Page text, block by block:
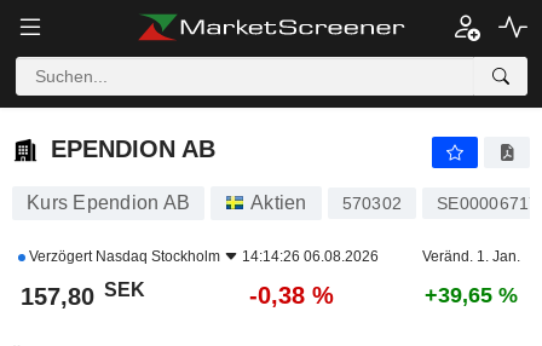
EPENDION AB
EPENDION AB
Kurs Ependion AB Aktien 570302
Verzögert Nasdaq Stockholm 14:14:26 06.08.2026 Veränd. 1. Jan.
157,80 SEK -0,38 % +39,65 %